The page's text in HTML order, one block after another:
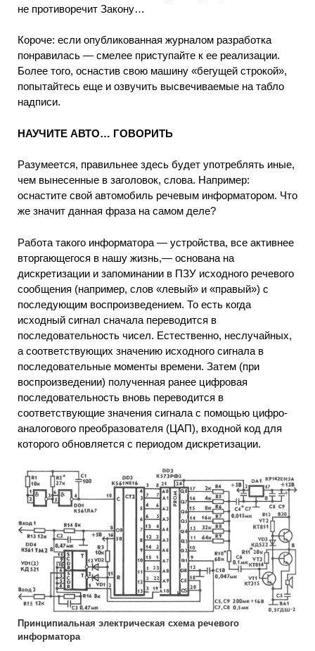
не противоречит Закону…
Короче: если опубликованная журналом разработка
понравилась — смелее приступайте к ее реализации.
Более того, оснастив свою машину «бегущей строкой»,
попытайтесь еще и озвучить высвечиваемые на табло
надписи.
НАУЧИТЕ АВТО… ГОВОРИТЬ
Разумеется, правильнее здесь будет употреблять иные,
чем вынесенные в заголовок, слова. Например:
оснастите свой автомобиль речевым информатором. Что
же значит данная фраза на самом деле?
Работа такого информатора — устройства, все активнее
вторгающегося в нашу жизнь,— основана на
дискретизации и запоминании в ПЗУ исходного речевого
сообщения (например, слов «левый» и «правый») с
последующим воспроизведением. То есть когда
исходный сигнал сначала переводится в
последовательность чисел. Естественно, неслучайных,
а соответствующих значению исходного сигнала в
последовательные моменты времени. Затем (при
воспроизведении) полученная ранее цифровая
последовательность вновь переводится в
соответствующие значения сигнала с помощью цифро-
аналогового преобразователя (ЦАП), входной код для
которого обновляется с периодом дискретизации.
Принципиальная электрическая схема речевого
информатора